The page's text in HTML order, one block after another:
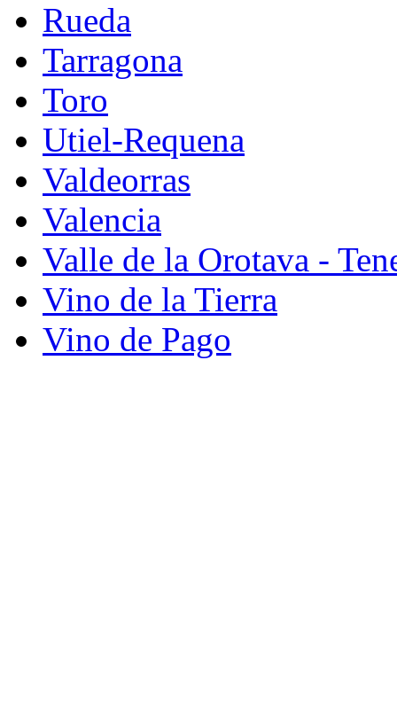
Rueda
Tarragona
Toro
Utiel-Requena
Valdeorras
Valencia
Valle de la Orotava -
Vino de la Tierra
Vino de Pago